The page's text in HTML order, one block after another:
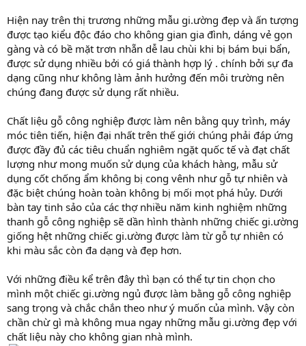
Hiện nay trên thị trương những mẫu gi.ường đẹp và ấn tượng
được tạo kiểu độc đáo cho không gian gia đình, dáng vẻ gọn
gàng và có bề mặt trơn nhẵn dễ lau chùi khi bị bám bụi bẩn,
được sử dụng nhiều bởi có giá thành hợp lý . chính bởi sự đa
dạng cũng như không làm ảnh hưởng đến môi trường nên
chúng đang được sử dụng rất nhiều.
Chất liệu gỗ công nghiệp được làm nên bằng quy trình, máy
móc tiên tiến, hiện đại nhất trên thế giới chúng phải đáp ứng
được đầy đủ các tiêu chuẩn nghiêm ngặt quốc tế và đạt chất
lượng như mong muốn sử dụng của khách hàng, mẫu sử
dụng cốt chống ẩm không bị cong vênh như gỗ tự nhiên và
đặc biệt chúng hoàn toàn không bị mối mọt phá hủy. Dưới
bàn tay tinh sảo của các thợ nhiều năm kinh nghiệm những
thanh gỗ công nghiệp sẽ dần hình thành những chiếc gi.ường
giống hệt những chiếc gi.ường được làm từ gỗ tự nhiên có
khi màu sắc còn đa dạng và đẹp hơn.
Với những điều kể trên đây thì bạn có thể tự tin chọn cho
mình một chiếc gi.ường ngủ được làm bằng gỗ công nghiệp
sang trọng và chắc chắn theo như ý muốn của mình. Vậy còn
chần chừ gì mà không mua ngay những mẫu gi.ường đẹp với
chất liệu này cho không gian nhà mình.